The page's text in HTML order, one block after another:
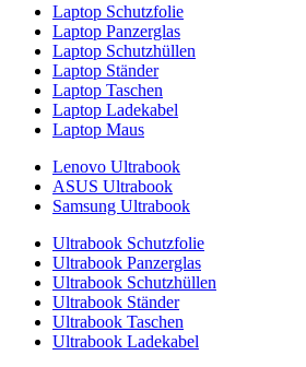
Laptop Schutzfolie
Laptop Panzerglas
Laptop Schutzhüllen
Laptop Ständer
Laptop Taschen
Laptop Ladekabel
Laptop Maus
Lenovo Ultrabook
ASUS Ultrabook
Samsung Ultrabook
Ultrabook Schutzfolie
Ultrabook Panzerglas
Ultrabook Schutzhüllen
Ultrabook Ständer
Ultrabook Taschen
Ultrabook Ladekabel